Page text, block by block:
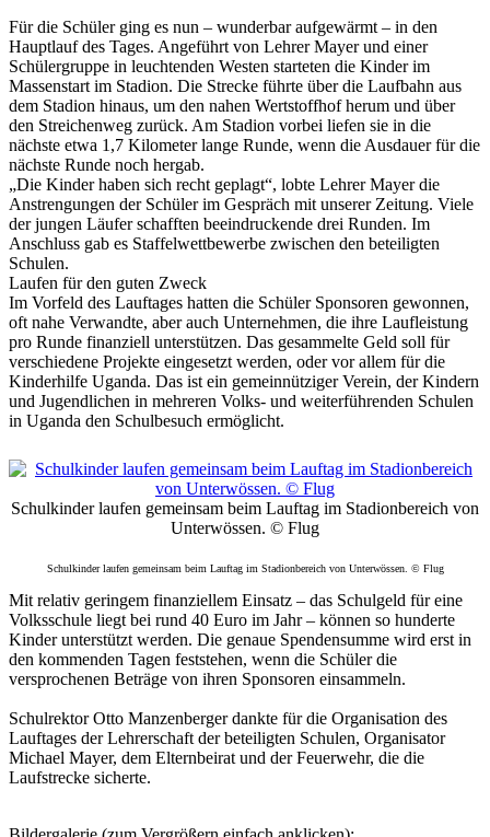
Für die Schüler ging es nun – wunderbar aufgewärmt – in den
Hauptlauf des Tages. Angeführt von Lehrer Mayer und einer
Schülergruppe in leuchtenden Westen starteten die Kinder im
Massenstart im Stadion. Die Strecke führte über die Laufbahn aus
dem Stadion hinaus, um den nahen Wertstoffhof herum und über
den Streichenweg zurück. Am Stadion vorbei liefen sie in die
nächste etwa 1,7 Kilometer lange Runde, wenn die Ausdauer für die
nächste Runde noch hergab.
„Die Kinder haben sich recht geplagt“, lobte Lehrer Mayer die
Anstrengungen der Schüler im Gespräch mit unserer Zeitung. Viele
der jungen Läufer schafften beeindruckende drei Runden. Im
Anschluss gab es Staffelwettbewerbe zwischen den beteiligten
Schulen.
Laufen für den guten Zweck
Im Vorfeld des Lauftages hatten die Schüler Sponsoren gewonnen,
oft nahe Verwandte, aber auch Unternehmen, die ihre Laufleistung
pro Runde finanziell unterstützen. Das gesammelte Geld soll für
verschiedene Projekte eingesetzt werden, oder vor allem für die
Kinderhilfe Uganda. Das ist ein gemeinnütziger Verein, der Kindern
und Jugendlichen in mehreren Volks- und weiterführenden Schulen
in Uganda den Schulbesuch ermöglicht.
Schulkinder laufen gemeinsam beim Lauftag im Stadionbereich von
Unterwössen. © Flug
Schulkinder laufen gemeinsam beim Lauftag im Stadionbereich von Unterwössen. © Flug
Mit relativ geringem finanziellem Einsatz – das Schulgeld für eine
Volksschule liegt bei rund 40 Euro im Jahr – können so hunderte
Kinder unterstützt werden. Die genaue Spendensumme wird erst in
den kommenden Tagen feststehen, wenn die Schüler die
versprochenen Beträge von ihren Sponsoren einsammeln.
Schulrektor Otto Manzenberger dankte für die Organisation des
Lauftages der Lehrerschaft der beteiligten Schulen, Organisator
Michael Mayer, dem Elternbeirat und der Feuerwehr, die die
Laufstrecke sicherte.